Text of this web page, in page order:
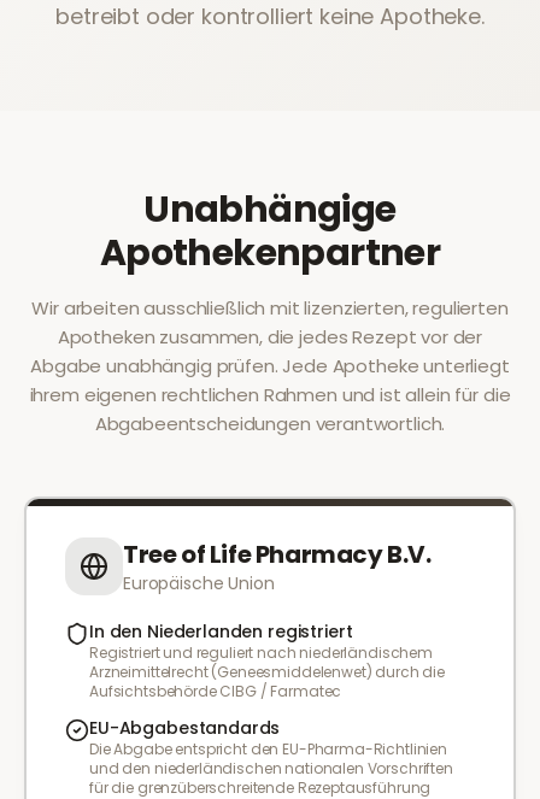
betreibt oder kontrolliert keine Apotheke.
Unabhängige
Apothekenpartner
Wir arbeiten ausschließlich mit lizenzierten, regulierten
Apotheken zusammen, die jedes Rezept vor der
Abgabe unabhängig prüfen. Jede Apotheke unterliegt
ihrem eigenen rechtlichen Rahmen und ist allein für die
Abgabeentscheidungen verantwortlich.
Tree of Life Pharmacy B.V.
Europäische Union
In den Niederlanden registriert
Registriert und reguliert nach niederländischem
Arzneimittelrecht (Geneesmiddelenwet) durch die
Aufsichtsbehörde CIBG / Farmatec
EU-Abgabestandards
Die Abgabe entspricht den EU-Pharma-Richtlinien
und den niederländischen nationalen Vorschriften
für die grenzüberschreitende Rezeptausführung